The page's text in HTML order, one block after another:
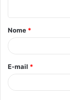
á
r
*
Nome *
E-mail *